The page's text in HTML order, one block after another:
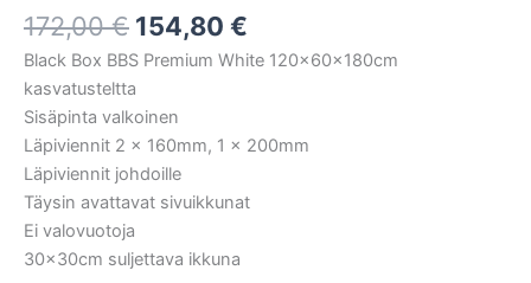
172,00€ 154,80 €
Black Box BBS Premium White 120x60x180cm
kasvatusteltta
Sisäpinta valkoinen
Läpiviennit 2 x 160mm, 1 x 200mm
Läpiviennit johdoille
Täysin avattavat sivuikkunat
Ei valovuotoja
30x30cm suljettava ikkuna